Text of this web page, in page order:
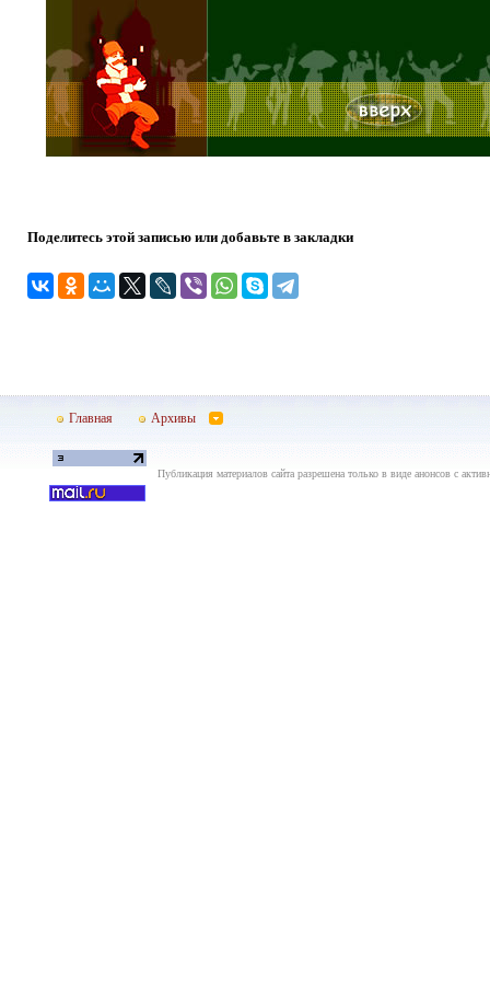
Поделитесь этой записью или добавьте в закладки
Главная Архивы
Публикация материалов сайта разрешена только в виде анонсов с